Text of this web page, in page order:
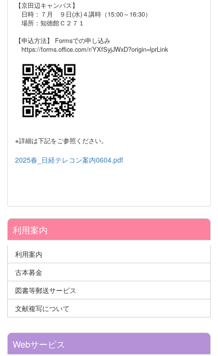
【京田辺キャンパス】
日時：７月 ９日(水)４講時（15:00～16:30）
場所：知徳館Ｃ２７１
【申込方法】 Formsでの申し込み
https://forms.office.com/r/YXfSyjJWxD?origin=lprLink
※詳細は下記をご参照ください。
2025春_日経テレコン案内0604.pdf
利用案内
利用案内
古本募金
図書等郵送サービス
文献複写について
Webサービス